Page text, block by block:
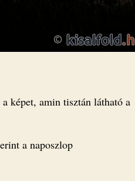
képet, amin tisztán látható a
a naposzlop